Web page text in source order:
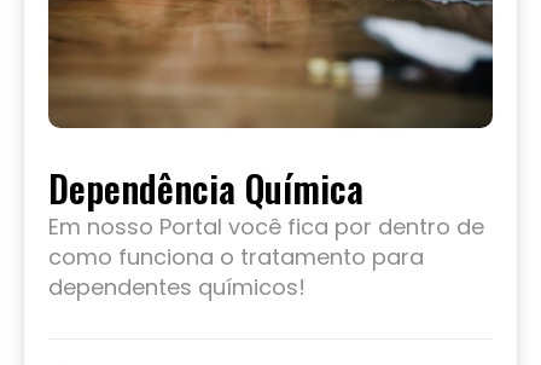
Dependência Química
Em nosso Portal você fica por dentro de
como funciona o tratamento para
dependentes químicos!